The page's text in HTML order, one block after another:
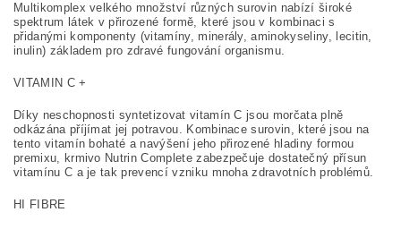
Multikomplex velkého množství různých surovin nabízí široké
spektrum látek v přirozené formě, které jsou v kombinaci s
přidanými komponenty (vitamíny, minerály, aminokyseliny, lecitin,
inulin) základem pro zdravé fungování organismu.
VITAMIN C +
Díky neschopnosti syntetizovat vitamín C jsou morčata plně
odkázána příjímat jej potravou. Kombinace surovin, které jsou na
tento vitamín bohaté a navýšení jeho přirozené hladiny formou
premixu, krmivo Nutrin Complete zabezpečuje dostatečný přísun
vitamínu C a je tak prevencí vzniku mnoha zdravotních problémů.
HI FIBRE